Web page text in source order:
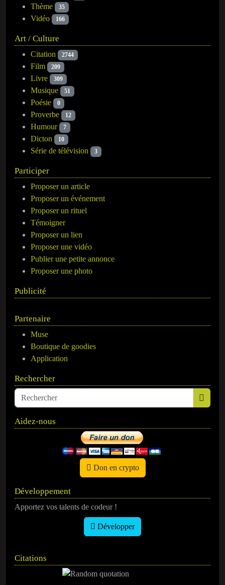
Thème 35
Vidéo 166
Art / Culture
Citation 2744
Film 209
Livre 309
Musique 51
Poésie 0
Proverbe 12
Humour 7
Dicton 10
Série de télévision 3
Participer
Proposer un article
Proposer un événement
Proposer un rituel
Témoigner
Proposer un lien
Proposer une vidéo
Publier une petite annonce
Proposer une photo
Publicité
Partenaire
Muse
Boutique de goodies
Application
Rechercher
Aidez-nous
Don en crypto
Développement
Apportez vos talents de codeur !
Développer
Citations